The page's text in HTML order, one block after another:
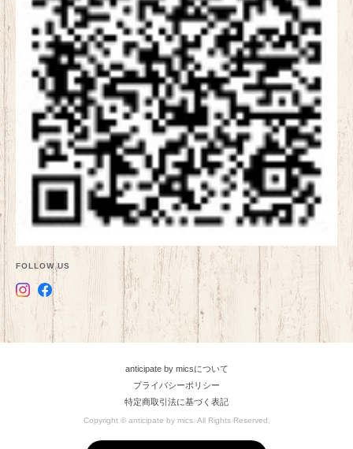
FOLLOW US
anticipate by micsについて
プライバシーポリシー
特定商取引法に基づく表記
Copyright © anticipate by mics. All Rights Reserved.